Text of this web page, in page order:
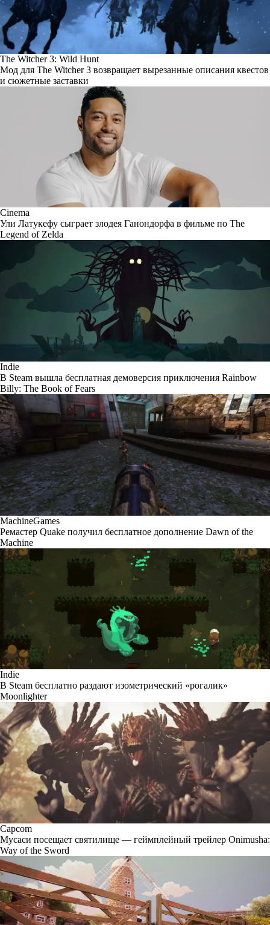
The Witcher 3: Wild Hunt
Мод для The Witcher 3 возвращает вырезанные описания квестов
и сюжетные заставки
Cinema
Ули Латукефу сыграет злодея Ганондорфа в фильме по The
Legend of Zelda
Indie
В Steam вышла бесплатная демоверсия приключения Rainbow
Billy: The Book of Fears
MachineGames
Ремастер Quake получил бесплатное дополнение Dawn of the
Machine
Indie
В Steam бесплатно раздают изометрический «рогалик»
Moonlighter
Capcom
Мусаси посещает святилище — геймплейный трейлер Onimusha:
Way of the Sword